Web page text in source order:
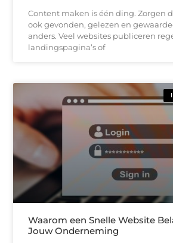
Content maken is één ding. Zorgen
ook gevonden, gelezen en
anders. Veel websites publiceren
landingspagina’s of
Waarom een Snelle Website
Jouw Onderneming